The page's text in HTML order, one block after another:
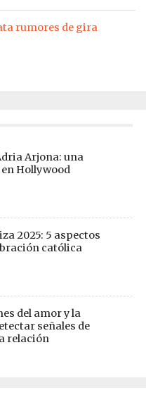
rumores de gira
Arjona: una
Hollywood
2025: 5 aspectos
católica
del amor y la
señales de
relación